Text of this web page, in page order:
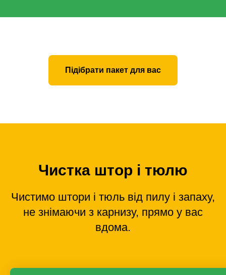
Підібрати пакет для вас
Чистка штор і тюлю
Чистимо штори і тюль від пилу і запаху,
не знімаючи з карнизу, прямо у вас
вдома.